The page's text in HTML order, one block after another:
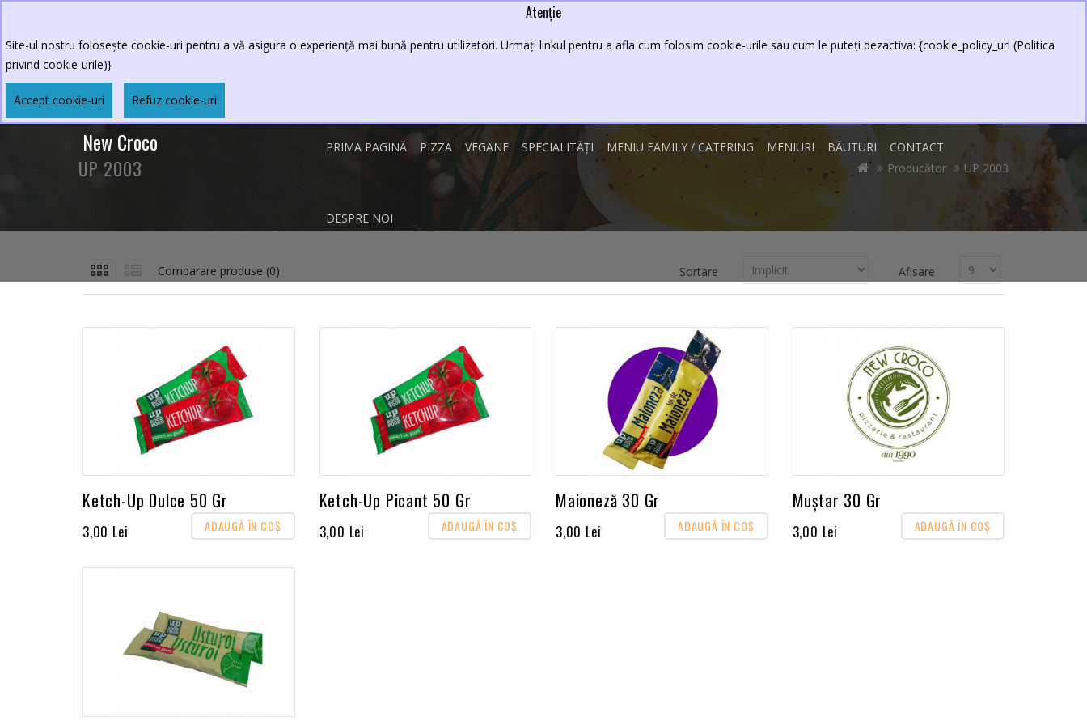
Atenție
Site-ul nostru folosește cookie-uri pentru a vă asigura o experiență mai bună pentru utilizatori. Urmați linkul pentru a afla cum folosim cookie-urile sau cum le puteți dezactiva: {cookie_policy_url (Politica
privind cookie-urile)}
Accept cookie-uri Refuz cookie-uri
New Croco PRIMA PAGINĂ PIZZA VEGANE SPECIALITĂȚI MENIU FAMILY / CATERING MENIURI BĂUTURI CONTACT
DESPRE NOI
UP 2003 Producător UP 2003
Comparare produse (0) Sortare Afisare
Ketch-Up Dulce 50 Gr
3,00 Lei ADAUGĂ ÎN COŞ
Ketch-Up Picant 50 Gr
3,00 Lei ADAUGĂ ÎN COŞ
Maioneză 30 Gr
3,00 Lei ADAUGĂ ÎN COŞ
Muștar 30 Gr
3,00 Lei ADAUGĂ ÎN COŞ